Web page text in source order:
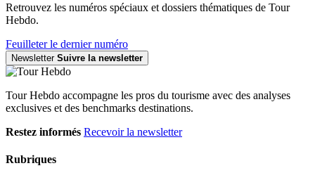
Retrouvez les numéros spéciaux et dossiers thématiques de Tour
Hebdo.
Feuilleter le dernier numéro
Newsletter Suivre la newsletter
Tour Hebdo accompagne les pros du tourisme avec des analyses
exclusives et des benchmarks destinations.
Restez informés Recevoir la newsletter
Rubriques